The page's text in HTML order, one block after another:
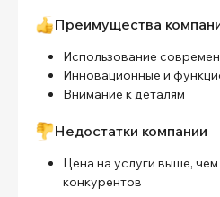
Преимущества
Использование
Инновационные и
Внимание к деталям
Недостатки компании
Цена на услуги выше,
конкурентов